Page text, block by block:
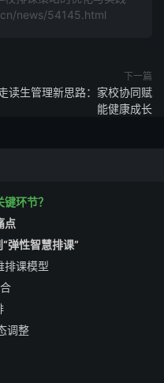
news/54145.html
下一篇
读生管理新思路：家校协同赋
能健康成长
环节？
点
弹性智慧排课”
排课模型
调整